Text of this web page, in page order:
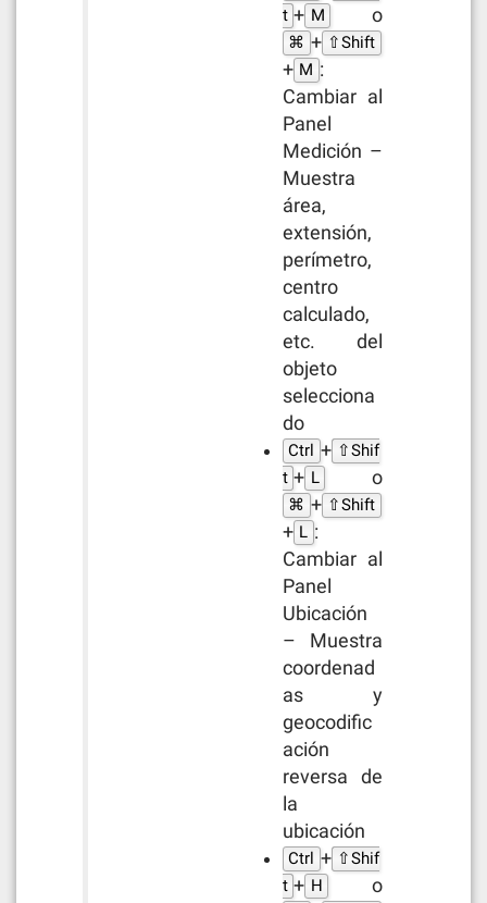
t + M o
⌘ + ⇧Shift
+ M :
Cambiar al
Panel
Medición –
Muestra
área,
extensión,
perímetro,
centro
calculado,
etc. del
objeto
selecciona
do
Ctrl + ⇧Shif
t + L o
⌘ + ⇧Shift
+ L :
Cambiar al
Panel
Ubicación
– Muestra
coordenad
as y
geocodific
ación
reversa de
la
ubicación
Ctrl + ⇧Shif
t + H
o